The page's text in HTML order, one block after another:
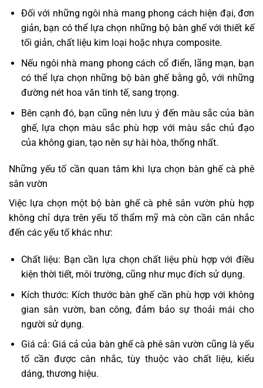
Đối với những ngôi nhà mang phong cách hiện đại, đơn
giản, bạn có thể lựa chọn những bộ bàn ghế với thiết kế
tối giản, chất liệu kim loại hoặc nhựa composite.
Nếu ngôi nhà mang phong cách cổ điển, lãng mạn, bạn
có thể lựa chọn những bộ bàn ghế bằng gỗ, với những
đường nét hoa văn tinh tế, sang trọng.
Bên cạnh đó, bạn cũng nên lưu ý đến màu sắc của bàn
ghế, lựa chọn màu sắc phù hợp với màu sắc chủ đạo
của không gian, tạo nên sự hài hòa, thống nhất.
Những yếu tố cần quan tâm khi lựa chọn bàn ghế cà phê
sân vườn
Việc lựa chọn một bộ bàn ghế cà phê sân vườn phù hợp
không chỉ dựa trên yếu tố thẩm mỹ mà còn cần cân nhắc
đến các yếu tố khác như:
Chất liệu: Bạn cần lựa chọn chất liệu phù hợp với điều
kiện thời tiết, môi trường, cũng như mục đích sử dụng.
Kích thước: Kích thước bàn ghế cần phù hợp với không
gian sân vườn, ban công, đảm bảo sự thoải mái cho
người sử dụng.
Giá cả: Giá cả của bàn ghế cà phê sân vườn cũng là yếu
tố cần được cân nhắc, tùy thuộc vào chất liệu, kiểu
dáng, thương hiệu.